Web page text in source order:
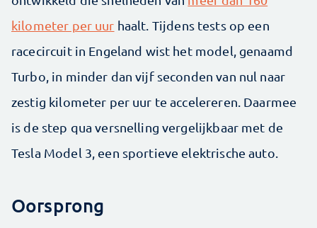
kilometer per uur haalt. Tijdens tests op een
racecircuit in Engeland wist het model, genaamd
Turbo, in minder dan vijf seconden van nul naar
zestig kilometer per uur te accelereren. Daarmee
is de step qua versnelling vergelijkbaar met de
Tesla Model 3, een sportieve elektrische auto.
Oorsprong